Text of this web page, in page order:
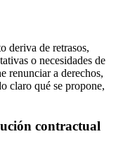
deriva de retrasos,
o necesidades de
renunciar a derechos,
claro qué se propone,
contractual